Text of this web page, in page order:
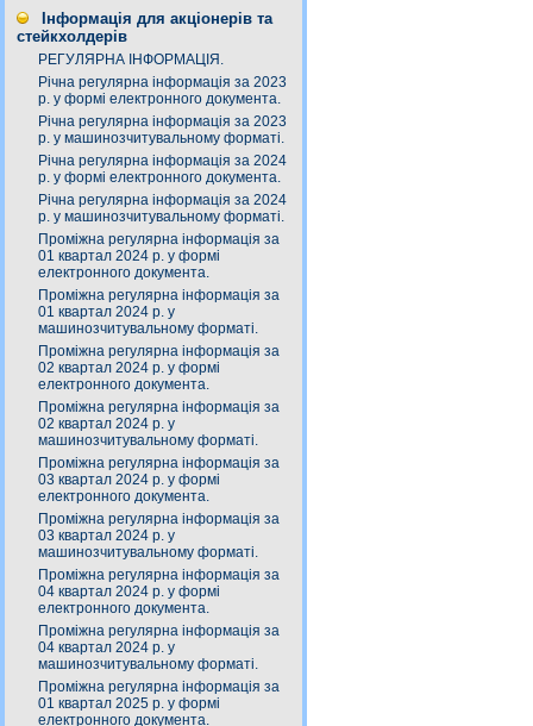
Інформація для акціонерів та
стейкхолдерів
РЕГУЛЯРНА ІНФОРМАЦІЯ.
Річна регулярна інформація за 2023
р. у формі електронного документа.
Річна регулярна інформація за 2023
р. у машинозчитувальному форматі.
Річна регулярна інформація за 2024
р. у формі електронного документа.
Річна регулярна інформація за 2024
р. у машинозчитувальному форматі.
Проміжна регулярна інформація за
01 квартал 2024 р. у формі
електронного документа.
Проміжна регулярна інформація за
01 квартал 2024 р. у
машинозчитувальному форматі.
Проміжна регулярна інформація за
02 квартал 2024 р. у формі
електронного документа.
Проміжна регулярна інформація за
02 квартал 2024 р. у
машинозчитувальному форматі.
Проміжна регулярна інформація за
03 квартал 2024 р. у формі
електронного документа.
Проміжна регулярна інформація за
03 квартал 2024 р. у
машинозчитувальному форматі.
Проміжна регулярна інформація за
04 квартал 2024 р. у формі
електронного документа.
Проміжна регулярна інформація за
04 квартал 2024 р. у
машинозчитувальному форматі.
Проміжна регулярна інформація за
01 квартал 2025 р. у формі
електронного документа.